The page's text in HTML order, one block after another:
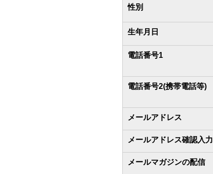
性別
生年月日
電話番号1
電話番号2(携帯電話等)
メールアドレス
メールアドレス確認入力
メールマガジンの配信